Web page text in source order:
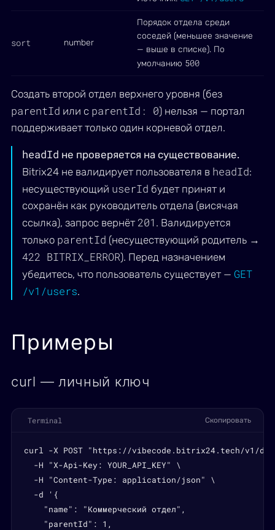
sort number
Порядок отдела среди
соседей (меньшее значение
— выше в списке). По
умолчанию 500
Создать второй отдел верхнего уровня (без
parentId или с parentId: 0) нельзя — портал
поддерживает только один корневой отдел.
headId не проверяется на существование.
Bitrix24 не валидирует пользователя в headId:
несуществующий userId будет принят и
сохранён как руководитель отдела (висячая
ссылка), запрос вернёт 201 . Валидируется
только parentId (несуществующий родитель →
422 BITRIX_ERROR). Перед назначением
убедитесь, что пользователь существует — GET
/v1/users.
Примеры
curl — личный ключ
Terminal Скопировать
curl -X POST "https://vibecode.bitrix24.tech/v1/
  -H "X-Api-Key: YOUR_API_KEY" \
  -H "Content-Type: application/json" \
  -d '{
    "name": "Коммерческий отдел",
    "parentId": 1,